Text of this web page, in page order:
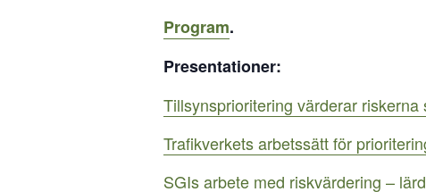
Program.
Presentationer:
Tillsynsprioritering värderar
Trafikverkets arbetssätt för
SGIs arbete med riskvärdering –